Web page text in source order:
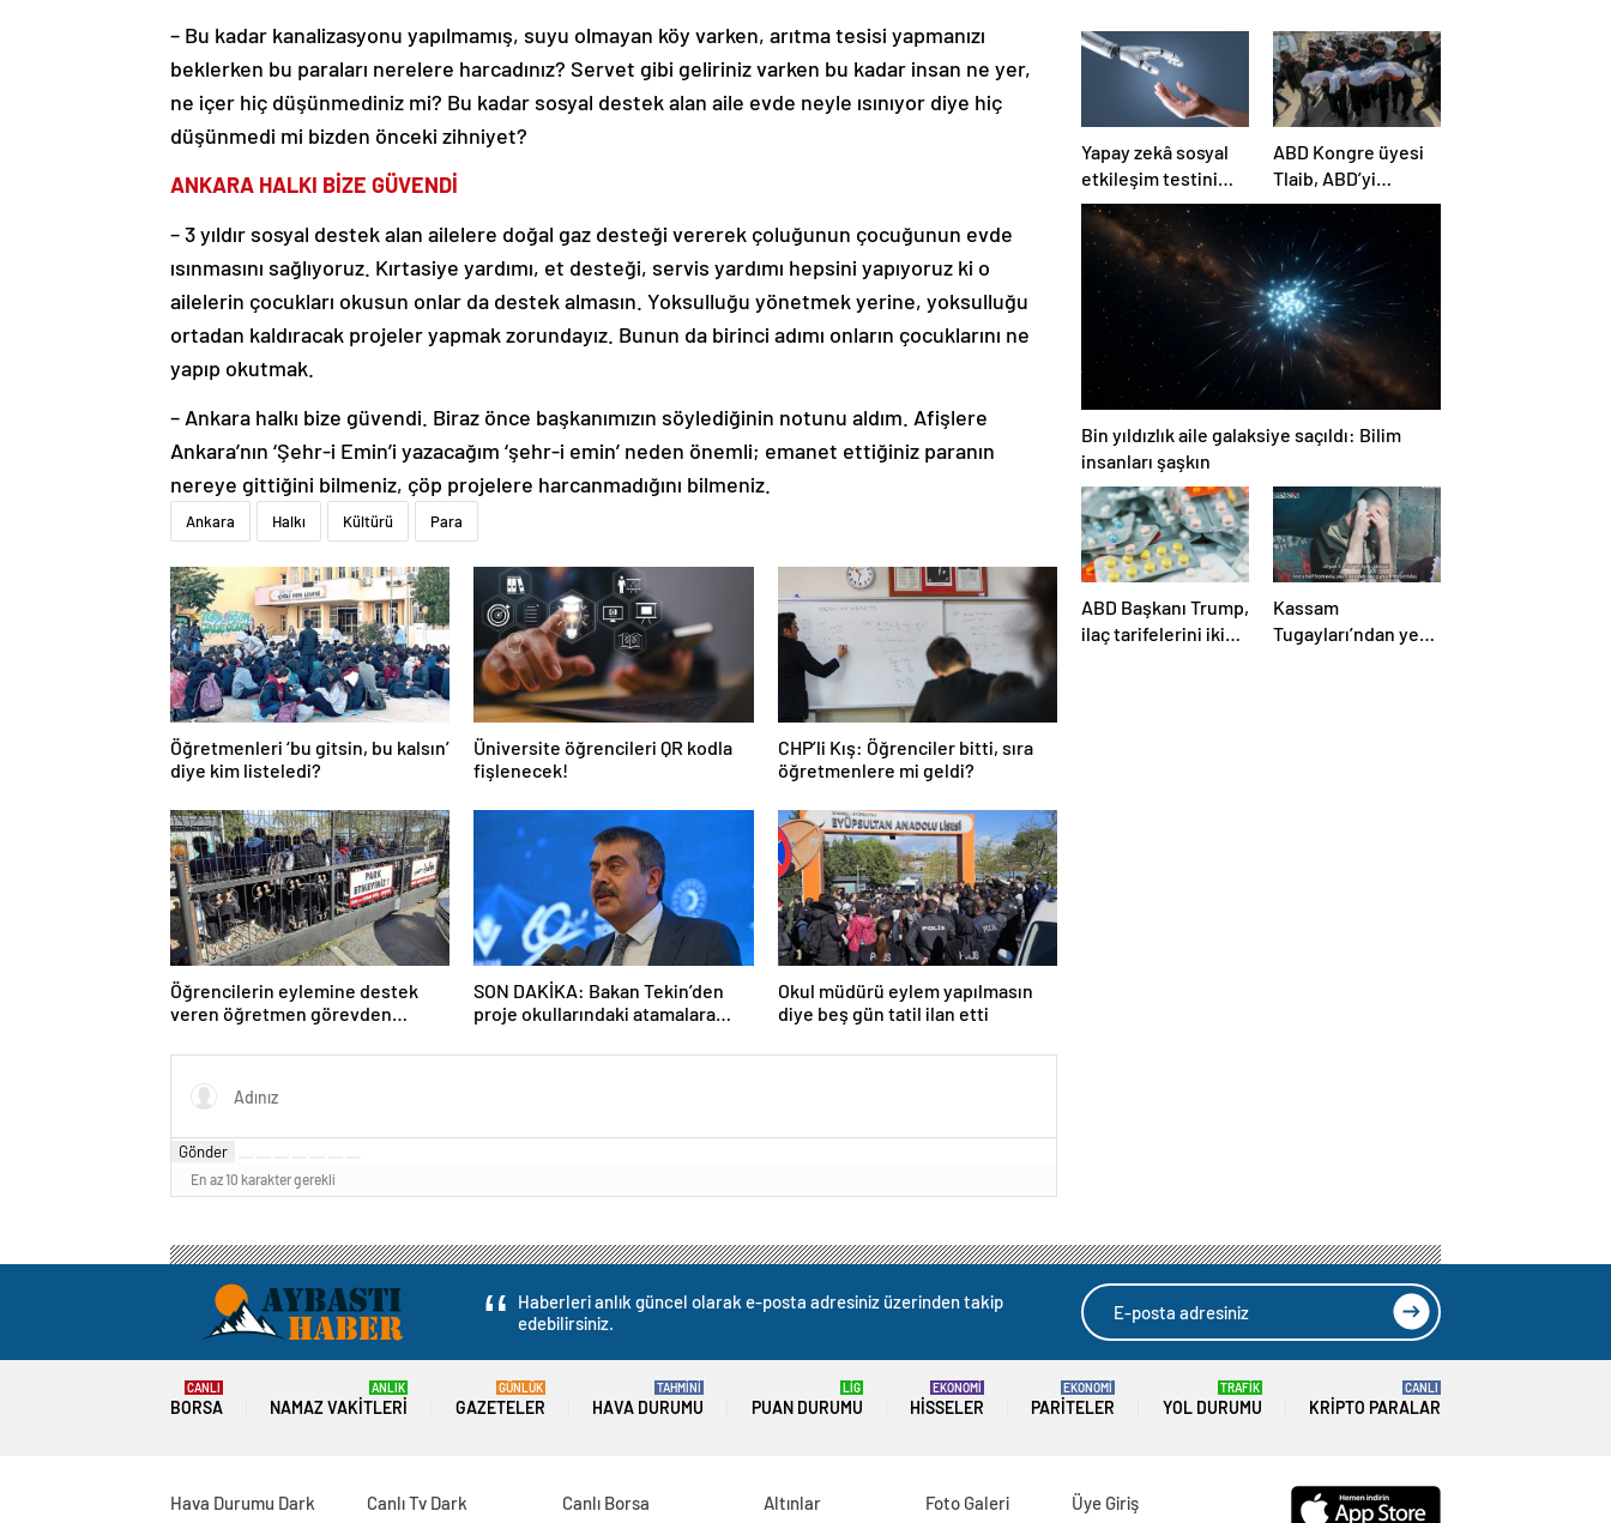
– Bu kadar kanalizasyonu yapılmamış, suyu olmayan köy varken, arıtma tesisi yapmanızı
beklerken bu paraları nerelere harcadınız? Servet gibi geliriniz varken bu kadar insan ne yer,
ne içer hiç düşünmediniz mi? Bu kadar sosyal destek alan aile evde neyle ısınıyor diye hiç
düşünmedi mi bizden önceki zihniyet?
ANKARA HALKI BİZE GÜVENDİ
– 3 yıldır sosyal destek alan ailelere doğal gaz desteği vererek çoluğunun çocuğunun evde
ısınmasını sağlıyoruz. Kırtasiye yardımı, et desteği, servis yardımı hepsini yapıyoruz ki o
ailelerin çocukları okusun onlar da destek almasın. Yoksulluğu yönetmek yerine, yoksulluğu
ortadan kaldıracak projeler yapmak zorundayız. Bunun da birinci adımı onların çocuklarını ne
yapıp okutmak.
– Ankara halkı bize güvendi. Biraz önce başkanımızın söylediğinin notunu aldım. Afişlere
Ankara’nın ‘Şehr-i Emin’i yazacağım ‘şehr-i emin’ neden önemli; emanet ettiğiniz paranın
nereye gittiğini bilmeniz, çöp projelere harcanmadığını bilmeniz.
Ankara Halkı Kültürü Para
Öğretmenleri ‘bu gitsin, bu kalsın’
diye kim listeledi?
Üniversite öğrencileri QR kodla
fişlenecek!
CHP’li Kış: Öğrenciler bitti, sıra
öğretmenlere mi geldi?
Öğrencilerin eylemine destek
veren öğretmen görevden
SON DAKİKA: Bakan Tekin’den
proje okullarındaki atamalara
Okul müdürü eylem yapılmasın
diye beş gün tatil ilan etti
Gönder
En az 10 karakter gerekli
Yapay zekâ sosyal
etkileşim testini
geçemedi
ABD Kongre üyesi
Tlaib, ABD’yi
Filistin’deki
“soykırımda suç
ortağı” olmakla
itham etti
Bin yıldızlık aile galaksiye saçıldı: Bilim
insanları şaşkın
ABD Başkanı Trump,
ilaç tarifelerini iki
Kassam
Tugayları’ndan yeni
Haberleri anlık güncel olarak e-posta adresiniz üzerinden takip
edebilirsiniz.
BORSA
CANLI
NAMAZ VAKITLERI
ANLIK
GAZETELER
GÜNLÜK
HAVA DURUMU
TAHMİNİ
PUAN DURUMU
LİG
HISSELER
EKONOMİ
PARITELER
EKONOMİ
YOL DURUMU
TRAFİK
KRIPTO PARALAR
CANLI
Hava Durumu Dark Canlı Tv Dark Canlı Borsa Altınlar Foto Galeri Üye Giriş